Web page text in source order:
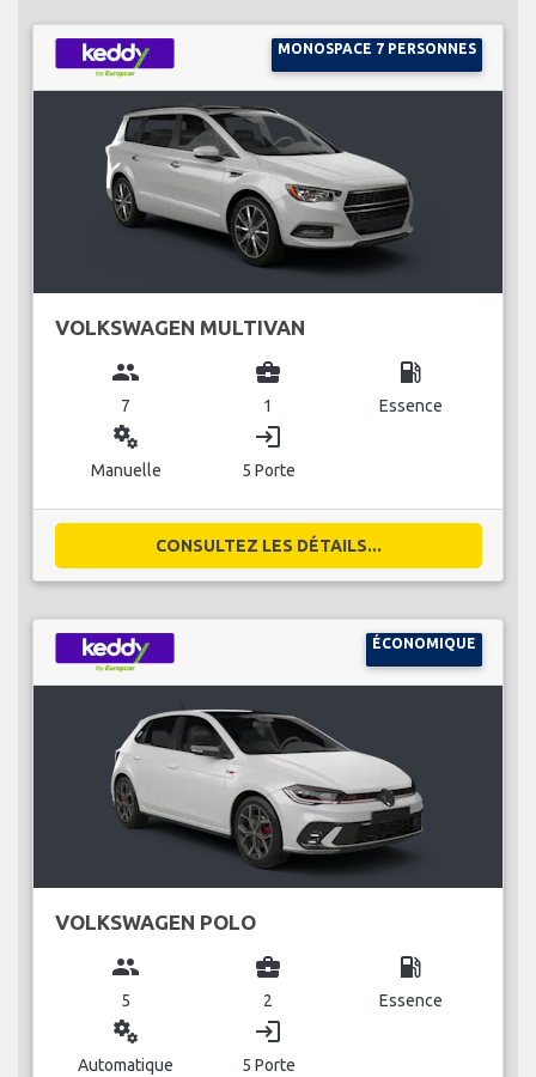
MONOSPACE 7 PERSONNES
VOLKSWAGEN MULTIVAN
group
7
business_center
1
local_gas_station
Essence
miscellaneous_services
Manuelle
login
5 Porte
CONSULTEZ LES DÉTAILS...
ÉCONOMIQUE
VOLKSWAGEN POLO
group
5
business_center
2
local_gas_station
Essence
miscellaneous_services
Automatique
login
5 Porte